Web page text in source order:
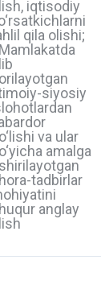
iqtisodiy
qila olishi;
siyosiy
va ular
amalga
tadbirlar
anglay